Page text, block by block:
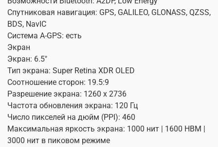
Спутниковая навигация: GPS, GALILEO, GLONASS, QZSS,
BDS, NavIC
Система A-GPS: есть
Экран
Экран: 6.5"
Тип экрана: Super Retina XDR OLED
Соотношение сторон: 19.5:9
Разрешение экрана: 1260 x 2736
Частота обновления экрана: 120 Гц
Число пикселей на дюйм (PPI): 460
Максимальная яркость экрана: 1000 нит | 1600 HBM |
3000 нит в пиковом режиме